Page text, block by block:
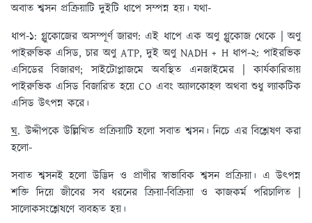
অবাত শ্বসন প্রক্রিয়াটি দুইটি ধাপে সম্পন্ন হয়। যথা-
ধাপ-১: গ্লুকোজের অসম্পূর্ণ জারণ: এই ধাপে এক অণু গ্লুকোজ থেকে | অণু
পাইরুভিক এসিড, চার অণু ATP, দুই অণু NADH + H ধাপ-২: পাইরভিক
এসিডের বিজারণ; সাইটোপ্লাজমে অবস্থিত এনজাইমের | কার্যকারিতায়
পাইরুভিক এসিড বিজারিত হয়ে CO এবং অ্যালকোহল অথবা শুধু ল্যাকটিক
এসিড উৎপন্ন করে।
ঘ. উদ্দীপকে উল্লিখিত প্রক্রিয়াটি হলো সবাত শ্বসন। নিচে এর বিশ্লেষণ করা
হলো-
সবাত শ্বসনই হলো উদ্ভিদ ও প্রাণীর স্বাভাবিক শ্বসন প্রক্রিয়া। এ উৎপন্ন
শক্তি দিয়ে জীবের সব ধরনের ক্রিয়া-বিক্রিয়া ও কাজকর্ম পরিচালিত |
সালোকসংশ্লেষণে ব্যবহৃত হয়।